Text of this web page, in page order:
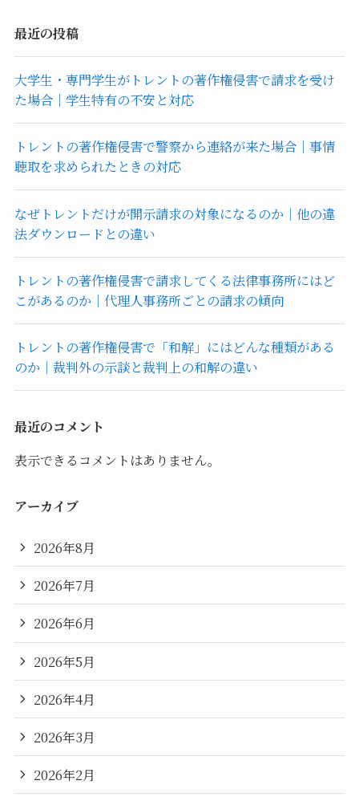
最近の投稿
大学生・専門学生がトレントの著作権侵害で請求を受け
た場合｜学生特有の不安と対応
トレントの著作権侵害で警察から連絡が来た場合｜事情
聴取を求められたときの対応
なぜトレントだけが開示請求の対象になるのか｜他の違
法ダウンロードとの違い
トレントの著作権侵害で請求してくる法律事務所にはど
こがあるのか｜代理人事務所ごとの請求の傾向
トレントの著作権侵害で「和解」にはどんな種類がある
のか｜裁判外の示談と裁判上の和解の違い
最近のコメント
表示できるコメントはありません。
アーカイブ
2026年8月
2026年7月
2026年6月
2026年5月
2026年4月
2026年3月
2026年2月